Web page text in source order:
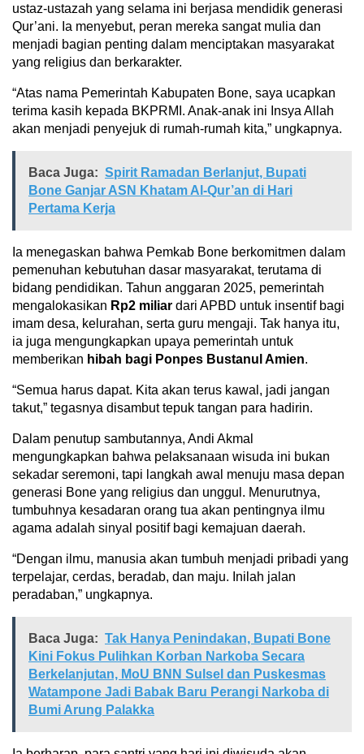
ustaz-ustazah yang selama ini berjasa mendidik generasi
Qur’ani. Ia menyebut, peran mereka sangat mulia dan
menjadi bagian penting dalam menciptakan masyarakat
yang religius dan berkarakter.
“Atas nama Pemerintah Kabupaten Bone, saya ucapkan
terima kasih kepada BKPRMI. Anak-anak ini Insya Allah
akan menjadi penyejuk di rumah-rumah kita,” ungkapnya.
Baca Juga: Spirit Ramadan Berlanjut, Bupati
Bone Ganjar ASN Khatam Al-Qur’an di Hari
Pertama Kerja
Ia menegaskan bahwa Pemkab Bone berkomitmen dalam
pemenuhan kebutuhan dasar masyarakat, terutama di
bidang pendidikan. Tahun anggaran 2025, pemerintah
mengalokasikan Rp2 miliar dari APBD untuk insentif bagi
imam desa, kelurahan, serta guru mengaji. Tak hanya itu,
ia juga mengungkapkan upaya pemerintah untuk
memberikan hibah bagi Ponpes Bustanul Amien.
“Semua harus dapat. Kita akan terus kawal, jadi jangan
takut,” tegasnya disambut tepuk tangan para hadirin.
Dalam penutup sambutannya, Andi Akmal
mengungkapkan bahwa pelaksanaan wisuda ini bukan
sekadar seremoni, tapi langkah awal menuju masa depan
generasi Bone yang religius dan unggul. Menurutnya,
tumbuhnya kesadaran orang tua akan pentingnya ilmu
agama adalah sinyal positif bagi kemajuan daerah.
“Dengan ilmu, manusia akan tumbuh menjadi pribadi yang
terpelajar, cerdas, beradab, dan maju. Inilah jalan
peradaban,” ungkapnya.
Baca Juga: Tak Hanya Penindakan, Bupati Bone
Kini Fokus Pulihkan Korban Narkoba Secara
Berkelanjutan, MoU BNN Sulsel dan Puskesmas
Watampone Jadi Babak Baru Perangi Narkoba di
Bumi Arung Palakka